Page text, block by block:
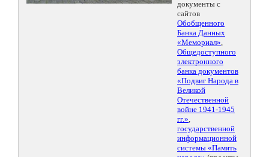
документы с
сайтов
Обобщенного
Банка Данных
«Мемориал»,
Общедоступного
электронного
банка документов
«Подвиг Народа в
Великой
Отечественной
войне 1941-1945
гг.»,
государственной
информационной
системы «Память